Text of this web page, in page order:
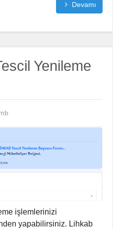
Devamı
Yenileme
işlemlerinizi
yapabilirsiniz. Lihkab